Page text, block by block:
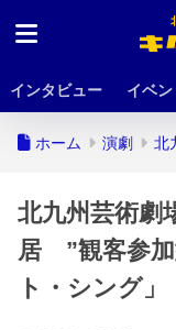
インタビュー イベン
ホーム 演劇 北
北九州芸術劇
居 ”観客参加
ト・シング」